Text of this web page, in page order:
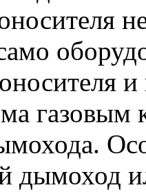
газовым
дымоход